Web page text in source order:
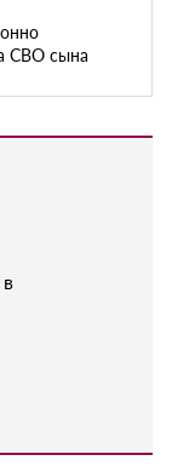
СВО сына